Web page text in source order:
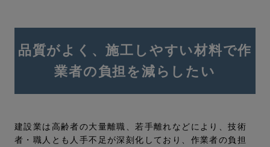
品質がよく、施工しやすい材料で作
業者の負担を減らしたい
建設業は高齢者の大量離職、若手離れなどにより、技術
者・職人とも人手不足が深刻化しており、作業者の負担